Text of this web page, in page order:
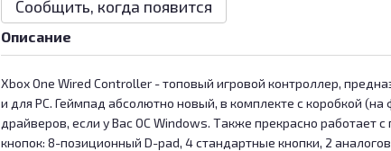
Сообщить, когда появится
Описание
Xbox One Wired Controller - топовый игровой контроллер,
и для PC. Геймпад абсолютно новый, в комплекте с коробкой (на
драйверов, если у Вас OC Windows. Также прекрасно работает
кнопок: 8-позиционный D-pad, 4 стандартные кнопки, 2